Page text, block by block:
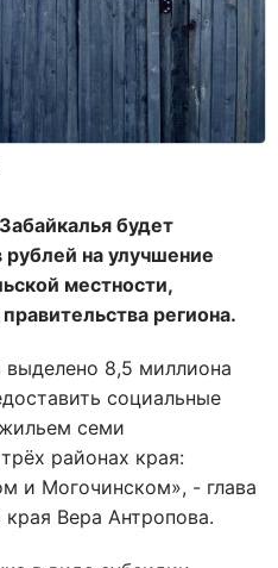
будет
на улучшение
местности,
региона.
8,5 миллиона
социальные
семи
районах края:
и Могочинском», - глава
Вера Антропова.